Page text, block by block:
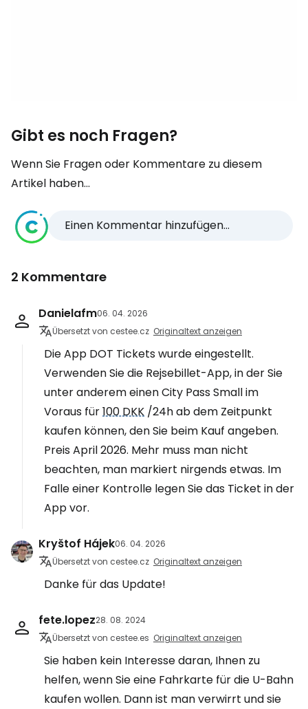
Gibt es noch Fragen?
Wenn Sie Fragen oder Kommentare zu diesem
Artikel haben...
Einen Kommentar hinzufügen...
2 Kommentare
Danielafm06. 04. 2026
Übersetzt von cestee.cz Originaltext anzeigen
Die App DOT Tickets wurde eingestellt.
Verwenden Sie die Rejsebillet-App, in der Sie
unter anderem einen City Pass Small im
Voraus für100 DKK /24h ab dem Zeitpunkt
kaufen können, den Sie beim Kauf angeben.
Preis April 2026. Mehr muss man nicht
beachten, man markiert nirgends etwas. Im
Falle einer Kontrolle legen Sie das Ticket in der
App vor.
Kryštof Hájek06. 04. 2026
Übersetzt von cestee.cz Originaltext anzeigen
Danke für das Update!
fete.lopez28. 08. 2024
Übersetzt von cestee.es Originaltext anzeigen
Sie haben kein Interesse daran, Ihnen zu
helfen, wenn Sie eine Fahrkarte für die U-Bahn
kaufen wollen. Dann ist man verwirrt und sie